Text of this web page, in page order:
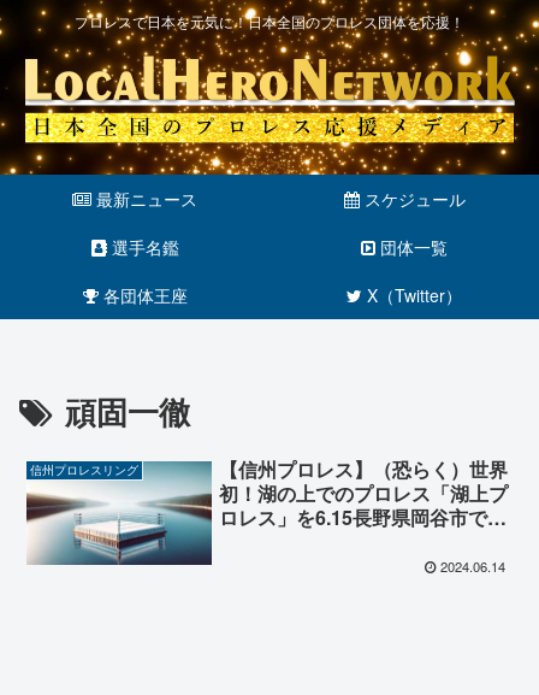
プロレスで日本を元気に！日本全国のプロレス団体を応援！
最新ニュース
スケジュール
選手名鑑
団体一覧
各団体王座
X（Twitter）
頑固一徹
信州プロレスリング
【信州プロレス】（恐らく）世界
初！湖の上でのプロレス「湖上プ
ロレス」を6.15長野県岡谷市で開
2024.06.14